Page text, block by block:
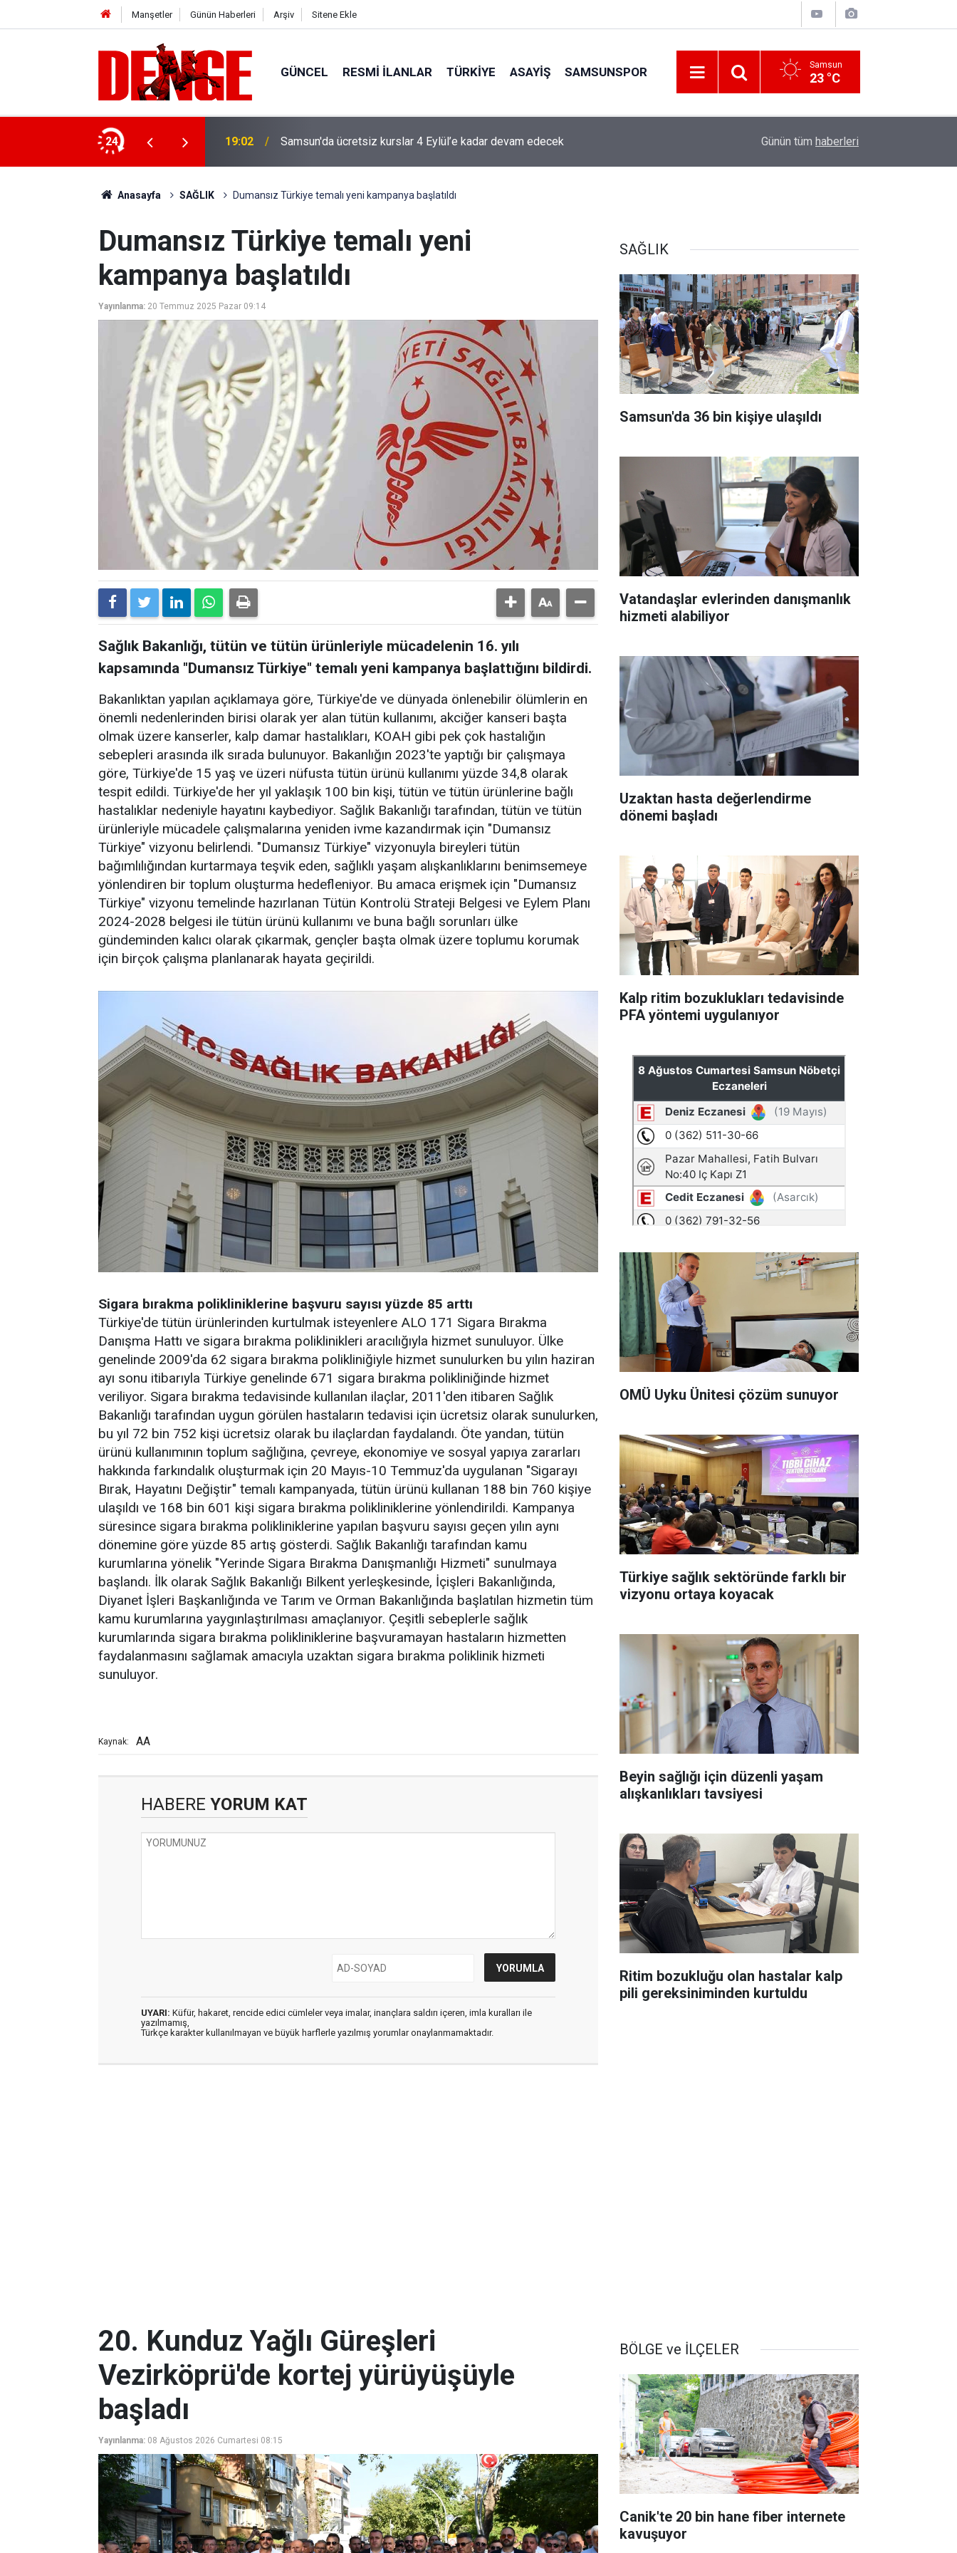
Manşetler Günün Haberleri Arşiv Sitene Ekle
GÜNCEL RESMI İLANLAR TÜRKİYE ASAYİŞ SAMSUNSPOR Samsun
23 °C
24
kortej yürüyüşüyle başladı 19:02 Samsun'da ücretsiz kurslar 4 Eylül’e kadar devam edecek Canik'te 20 bin hane fiber internete kavuşuyor
Günün tüm haberleri
Anasayfa SAĞLIK Dumansız Türkiye temalı yeni kampanya başlatıldı
Dumansız Türkiye temalı yeni
kampanya başlatıldı
Yayınlanma: 20 Temmuz 2025 Pazar 09:14
Sağlık Bakanlığı, tütün ve tütün ürünleriyle mücadelenin 16. yılı
kapsamında "Dumansız Türkiye" temalı yeni kampanya başlattığını bildirdi.
Bakanlıktan yapılan açıklamaya göre, Türkiye'de ve dünyada önlenebilir ölümlerin en
önemli nedenlerinden birisi olarak yer alan tütün kullanımı, akciğer kanseri başta
olmak üzere kanserler, kalp damar hastalıkları, KOAH gibi pek çok hastalığın
sebepleri arasında ilk sırada bulunuyor. Bakanlığın 2023'te yaptığı bir çalışmaya
göre, Türkiye'de 15 yaş ve üzeri nüfusta tütün ürünü kullanımı yüzde 34,8 olarak
tespit edildi. Türkiye'de her yıl yaklaşık 100 bin kişi, tütün ve tütün ürünlerine bağlı
hastalıklar nedeniyle hayatını kaybediyor. Sağlık Bakanlığı tarafından, tütün ve tütün
ürünleriyle mücadele çalışmalarına yeniden ivme kazandırmak için "Dumansız
Türkiye" vizyonu belirlendi. "Dumansız Türkiye" vizyonuyla bireyleri tütün
bağımlılığından kurtarmaya teşvik eden, sağlıklı yaşam alışkanlıklarını benimsemeye
yönlendiren bir toplum oluşturma hedefleniyor. Bu amaca erişmek için "Dumansız
Türkiye" vizyonu temelinde hazırlanan Tütün Kontrolü Strateji Belgesi ve Eylem Planı
2024-2028 belgesi ile tütün ürünü kullanımı ve buna bağlı sorunları ülke
gündeminden kalıcı olarak çıkarmak, gençler başta olmak üzere toplumu korumak
için birçok çalışma planlanarak hayata geçirildi.
Sigara bırakma polikliniklerine başvuru sayısı yüzde 85 arttı
Türkiye'de tütün ürünlerinden kurtulmak isteyenlere ALO 171 Sigara Bırakma
Danışma Hattı ve sigara bırakma poliklinikleri aracılığıyla hizmet sunuluyor. Ülke
genelinde 2009'da 62 sigara bırakma polikliniğiyle hizmet sunulurken bu yılın haziran
ayı sonu itibarıyla Türkiye genelinde 671 sigara bırakma polikliniğinde hizmet
veriliyor. Sigara bırakma tedavisinde kullanılan ilaçlar, 2011'den itibaren Sağlık
Bakanlığı tarafından uygun görülen hastaların tedavisi için ücretsiz olarak sunulurken,
bu yıl 72 bin 752 kişi ücretsiz olarak bu ilaçlardan faydalandı. Öte yandan, tütün
ürünü kullanımının toplum sağlığına, çevreye, ekonomiye ve sosyal yapıya zararları
hakkında farkındalık oluşturmak için 20 Mayıs-10 Temmuz'da uygulanan "Sigarayı
Bırak, Hayatını Değiştir" temalı kampanyada, tütün ürünü kullanan 188 bin 760 kişiye
ulaşıldı ve 168 bin 601 kişi sigara bırakma polikliniklerine yönlendirildi. Kampanya
süresince sigara bırakma polikliniklerine yapılan başvuru sayısı geçen yılın aynı
dönemine göre yüzde 85 artış gösterdi. Sağlık Bakanlığı tarafından kamu
kurumlarına yönelik "Yerinde Sigara Bırakma Danışmanlığı Hizmeti" sunulmaya
başlandı. İlk olarak Sağlık Bakanlığı Bilkent yerleşkesinde, İçişleri Bakanlığında,
Diyanet İşleri Başkanlığında ve Tarım ve Orman Bakanlığında başlatılan hizmetin tüm
kamu kurumlarına yaygınlaştırılması amaçlanıyor. Çeşitli sebeplerle sağlık
kurumlarında sigara bırakma polikliniklerine başvuramayan hastaların hizmetten
faydalanmasını sağlamak amacıyla uzaktan sigara bırakma poliklinik hizmeti
sunuluyor.
Kaynak: AA
HABERE YORUM KAT
UYARI: Küfür, hakaret, rencide edici cümleler veya imalar, inançlara saldırı içeren, imla kuralları ile
yazılmamış,
Türkçe karakter kullanılmayan ve büyük harflerle yazılmış yorumlar onaylanmamaktadır.
SAĞLIK
Samsun'da 36 bin kişiye ulaşıldı
Vatandaşlar evlerinden danışmanlık
hizmeti alabiliyor
Uzaktan hasta değerlendirme
dönemi başladı
Kalp ritim bozuklukları tedavisinde
PFA yöntemi uygulanıyor
OMÜ Uyku Ünitesi çözüm sunuyor
Türkiye sağlık sektöründe farklı bir
vizyonu ortaya koyacak
Beyin sağlığı için düzenli yaşam
alışkanlıkları tavsiyesi
Ritim bozukluğu olan hastalar kalp
pili gereksiniminden kurtuldu
20. Kunduz Yağlı Güreşleri
Vezirköprü'de kortej yürüyüşüyle
başladı
Yayınlanma: 08 Ağustos 2026 Cumartesi 08:15
BÖLGE ve İLÇELER
Canik'te 20 bin hane fiber internete
kavuşuyor